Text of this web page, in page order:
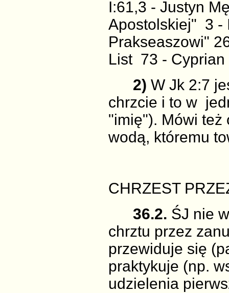
I:61,3 - Justyn
Apostolskiej" 3 -
Prakseaszowi"
List 73 - Cyprian
2) W Jk 2:7
chrzcie i to w
"imię"). Mówi też
wodą, któremu
CHRZEST
36.2. ŚJ nie
chrztu przez
przewiduje się
praktykuje (np.
udzielenia